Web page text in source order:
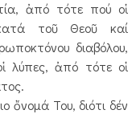
ἀπό τότε πού οἱ
τοῦ Θεοῦ καί
διαβόλου,
λύπες, ἀπό τότε οἱ
ὄνομά Του, διότι δέν